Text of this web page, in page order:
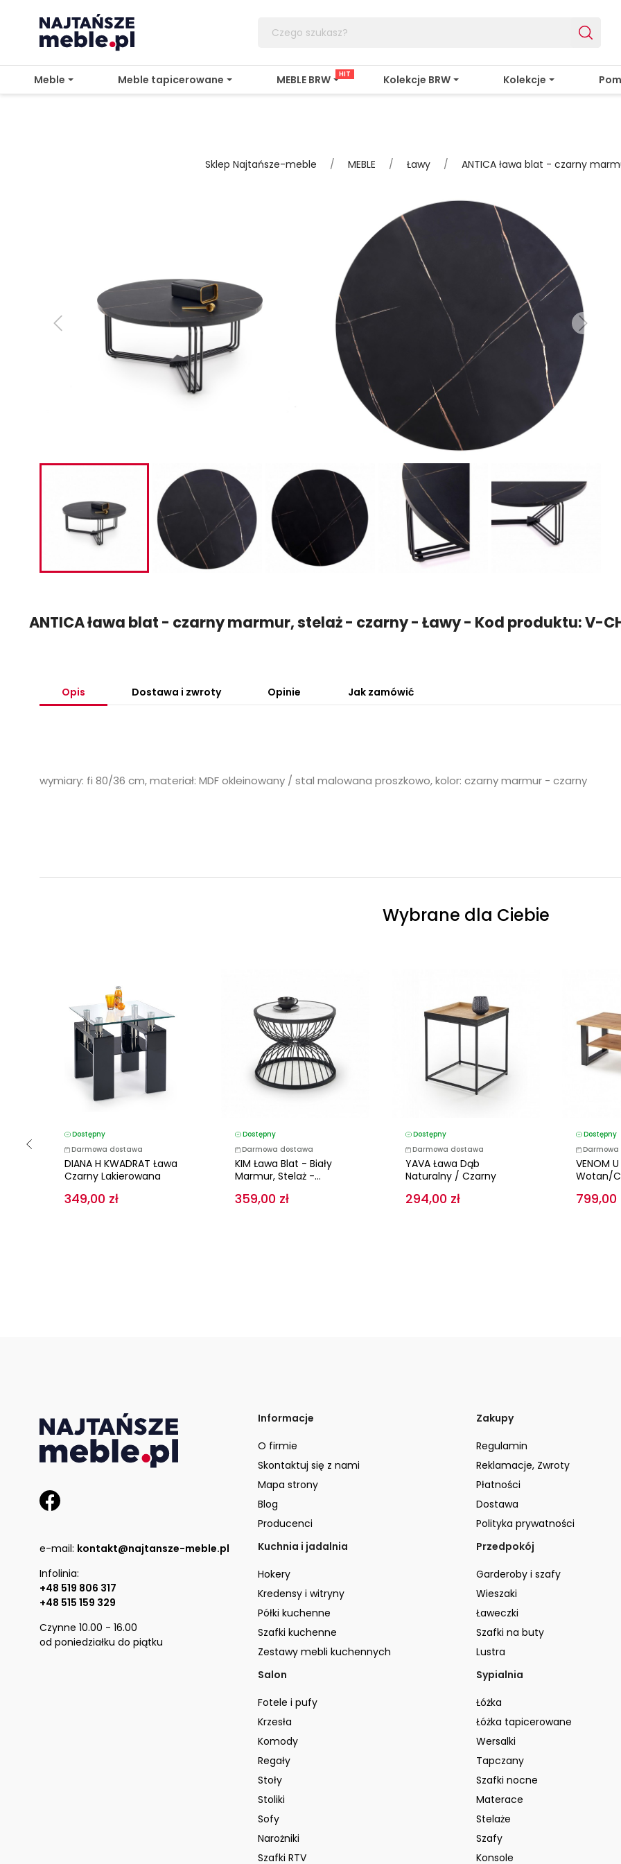
Meble Meble tapicerowane MEBLE BRW HIT Kolekcje BRW Kolekcje
Sklep Najtańsze-meble MEBLE Ławy ANTICA ława blat - czarny
ANTICA ława blat - czarny marmur, stelaż - czarny - Ławy - Kod produktu: V-
Opis Dostawa i zwroty Opinie Jak zamówić
wymiary: fi 80/36 cm, materiał: MDF okleinowany / stal malowana proszkowo, kolor: czarny marmur - czarny
Wybrane dla Ciebie
Dostępny
Darmowa dostawa
DIANA H KWADRAT Ława
Czarny Lakierowana
349,00 zł
Dostępny
Darmowa dostawa
KIM Ława Blat - Biały
Marmur, Stelaż -...
359,00 zł
Dostępny
Darmowa dostawa
YAVA Ława Dąb
Naturalny / Czarny
294,00 zł
Dostępny
VENOM
Wotan/
799,00
e-mail: kontakt@najtansze-meble.pl
Infolinia:
+48 519 806 317
+48 515 159 329
Czynne 10.00 - 16.00
od poniedziałku do piątku
Informacje
O firmie
Skontaktuj się z nami
Mapa strony
Blog
Producenci
Zakupy
Regulamin
Reklamacje, Zwroty
Płatności
Dostawa
Polityka prywatności
Kuchnia i jadalnia
Hokery
Kredensy i witryny
Półki kuchenne
Szafki kuchenne
Zestawy mebli kuchennych
Przedpokój
Garderoby i szafy
Wieszaki
Ławeczki
Szafki na buty
Lustra
Salon
Fotele i pufy
Krzesła
Komody
Regały
Stoły
Stoliki
Sofy
Narożniki
Szafki RTV
Sypialnia
Łóżka
Łóżka tapicerowane
Wersalki
Tapczany
Szafki nocne
Materace
Stelaże
Szafy
Konsole